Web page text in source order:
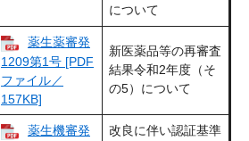
について
薬生薬審発
1209第1号 [PDF
ファイル／
157KB]
新医薬品等の再審査
結果令和2年度（そ
の5）について
薬生機審発
改良に伴い認証基準